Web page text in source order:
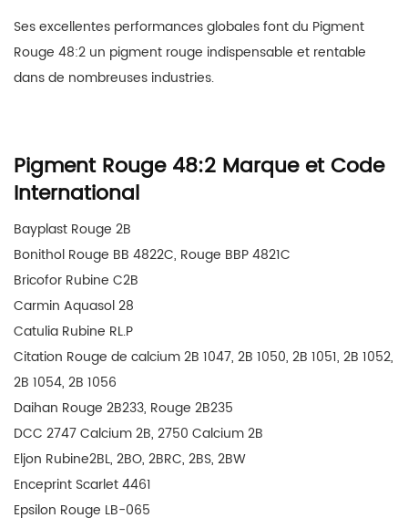
Ses excellentes performances globales font du Pigment
Rouge 48:2 un pigment rouge indispensable et rentable
dans de nombreuses industries.
Pigment Rouge 48:2 Marque et Code
International
Bayplast Rouge 2B
Bonithol Rouge BB 4822C, Rouge BBP 4821C
Bricofor Rubine C2B
Carmin Aquasol 28
Catulia Rubine RL.P
Citation Rouge de calcium 2B 1047, 2B 1050, 2B 1051, 2B 1052,
2B 1054, 2B 1056
Daihan Rouge 2B233, Rouge 2B235
DCC 2747 Calcium 2B, 2750 Calcium 2B
Eljon Rubine2BL, 2BO, 2BRC, 2BS, 2BW
Enceprint Scarlet 4461
Epsilon Rouge LB-065